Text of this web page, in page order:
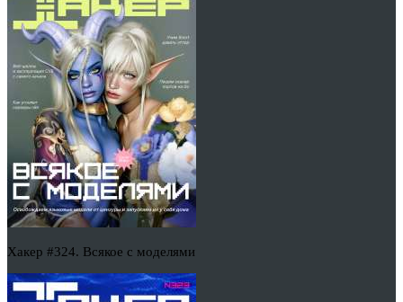
Хакер #324. Всякое с моделями